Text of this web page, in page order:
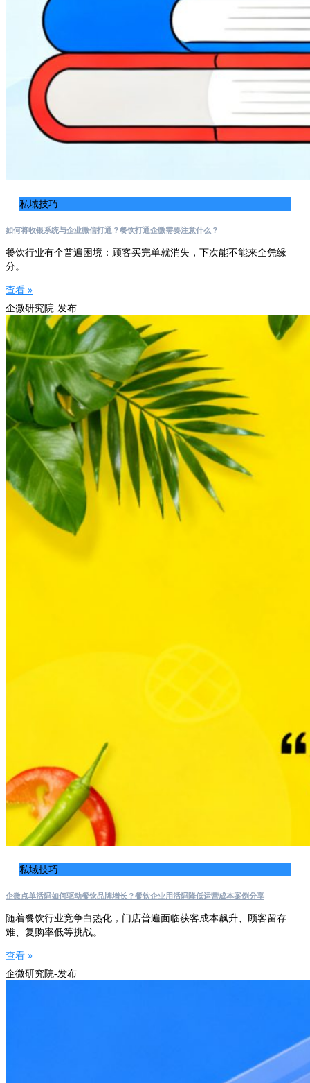
私域技巧
如何将收银系统与企业微信打通？餐饮打通企微需要注意什么？
餐饮行业有个普遍困境：顾客买完单就消失，下次能不能来全凭缘
分。
查看 »
企微研究院-发布
私域技巧
企微点单活码如何驱动餐饮品牌增长？餐饮企业用活码降低运营成本案例分享
随着餐饮行业竞争白热化，门店普遍面临获客成本飙升、顾客留存
难、复购率低等挑战。
查看 »
企微研究院-发布